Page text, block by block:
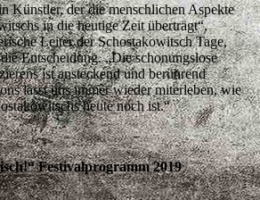
Künstler, der die menschlichen Aspekte
in die heutige Zeit überträgt“,
Leiter der Schostakowitsch Tage,
Entscheidung. „Die schonungslose
ist ansteckend und berührend
lässt uns immer wieder miterleben, wie
heute noch ist.“
Festivalprogramm 2019